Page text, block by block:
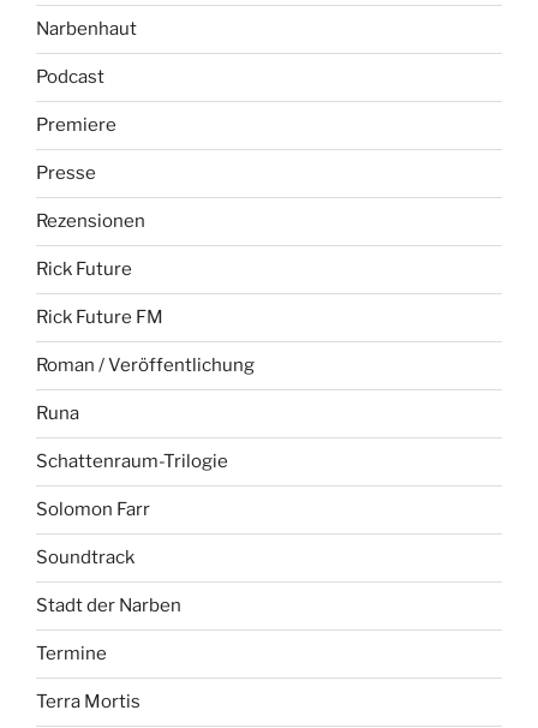
Narbenhaut
Podcast
Premiere
Presse
Rezensionen
Rick Future
Rick Future FM
Roman / Veröffentlichung
Runa
Schattenraum-Trilogie
Solomon Farr
Soundtrack
Stadt der Narben
Termine
Terra Mortis